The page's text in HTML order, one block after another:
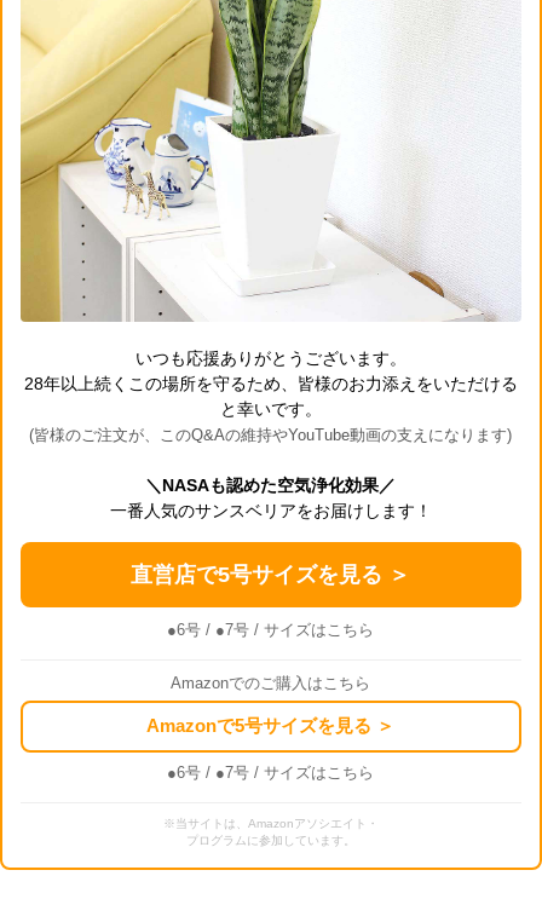
いつも応援ありがとうございます。
28年以上続くこの場所を守るため、皆様のお力添えをいただける
と幸いです。
(皆様のご注文が、このQ&Aの維持やYouTube動画の支えになります)
＼NASAも認めた空気浄化効果／
一番人気のサンスベリアをお届けします！
直営店で5号サイズを見る ＞
●6号 / ●7号 / サイズはこちら
Amazonでのご購入はこちら
Amazonで5号サイズを見る ＞
●6号 / ●7号 / サイズはこちら
※当サイトは、Amazonアソシエイト・
プログラムに参加しています。